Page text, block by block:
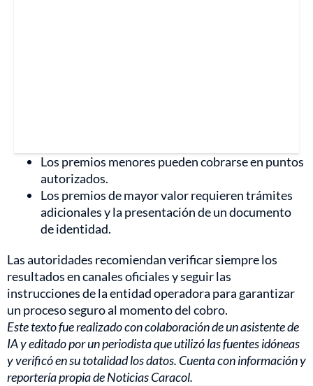
Los premios menores pueden cobrarse en puntos
autorizados.
Los premios de mayor valor requieren trámites
adicionales y la presentación de un documento
de identidad.
Las autoridades recomiendan verificar siempre los
resultados en canales oficiales y seguir las
instrucciones de la entidad operadora para garantizar
un proceso seguro al momento del cobro.
Este texto fue realizado con colaboración de un asistente de
IA y editado por un periodista que utilizó las fuentes idóneas
y verificó en su totalidad los datos. Cuenta con información y
reportería propia de Noticias Caracol.